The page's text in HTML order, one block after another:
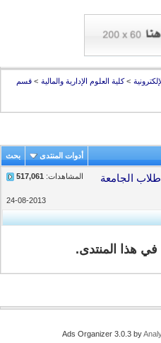
> كلية العلوم الإدارية والمالية > قسم
أدوات المنتدى بحث
المشاهدات:517,061
الجامعة
24-08-2013
هذا المنتدى.
Ads Organizer 3.0.3 by